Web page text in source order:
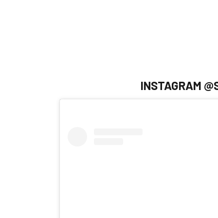
INSTAGRAM